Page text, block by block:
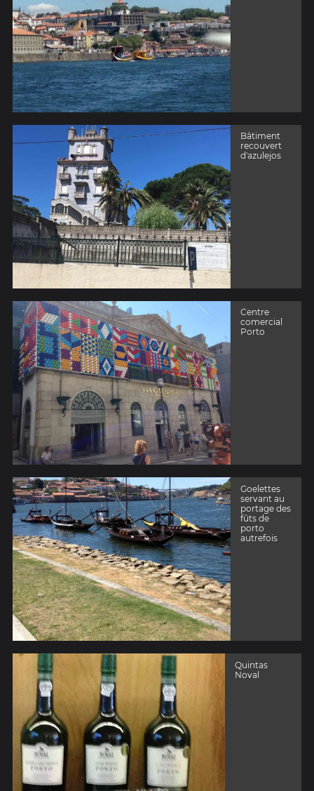
Bâtiment
recouvert
d'azulejos
Centre
comercial
Porto
Goelettes
servant au
portage des
fûts de
porto
autrefois
Quintas
Noval